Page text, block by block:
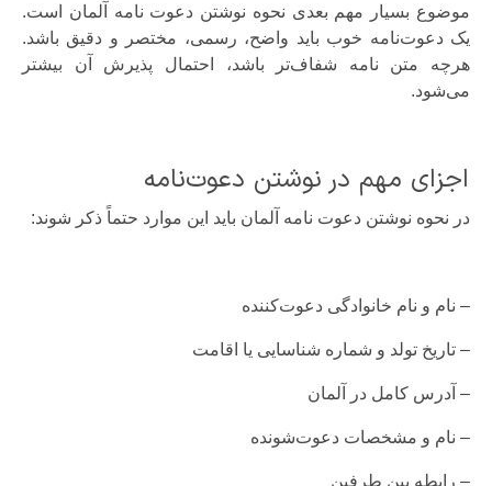
موضوع بسیار مهم بعدی نحوه نوشتن دعوت نامه آلمان است.
یک دعوت‌نامه خوب باید واضح، رسمی، مختصر و دقیق باشد.
هرچه متن نامه شفاف‌تر باشد، احتمال پذیرش آن بیشتر
می‌شود.
اجزای مهم در نوشتن دعوت‌نامه
در نحوه نوشتن دعوت نامه آلمان باید این موارد حتماً ذکر شوند:
– نام و نام خانوادگی دعوت‌کننده
– تاریخ تولد و شماره شناسایی یا اقامت
– آدرس کامل در آلمان
– نام و مشخصات دعوت‌شونده
– رابطه بین طرفین